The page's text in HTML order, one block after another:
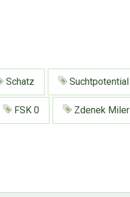
Schatz Suchtpotential
FSK 0 Zdenek Miler